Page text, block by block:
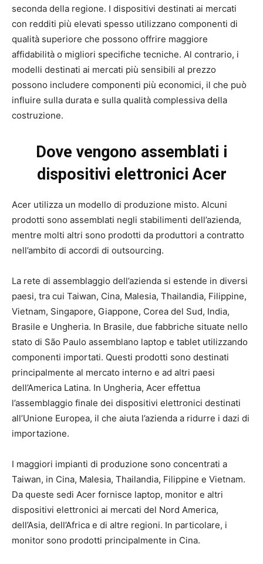
seconda della regione. I dispositivi destinati ai mercati
con redditi più elevati spesso utilizzano componenti di
qualità superiore che possono offrire maggiore
affidabilità o migliori specifiche tecniche. Al contrario, i
modelli destinati ai mercati più sensibili al prezzo
possono includere componenti più economici, il che può
influire sulla durata e sulla qualità complessiva della
costruzione.
Dove vengono assemblati i
dispositivi elettronici Acer
Acer utilizza un modello di produzione misto. Alcuni
prodotti sono assemblati negli stabilimenti dell’azienda,
mentre molti altri sono prodotti da produttori a contratto
nell’ambito di accordi di outsourcing.
La rete di assemblaggio dell’azienda si estende in diversi
paesi, tra cui Taiwan, Cina, Malesia, Thailandia, Filippine,
Vietnam, Singapore, Giappone, Corea del Sud, India,
Brasile e Ungheria. In Brasile, due fabbriche situate nello
stato di São Paulo assemblano laptop e tablet utilizzando
componenti importati. Questi prodotti sono destinati
principalmente al mercato interno e ad altri paesi
dell’America Latina. In Ungheria, Acer effettua
l’assemblaggio finale dei dispositivi elettronici destinati
all’Unione Europea, il che aiuta l’azienda a ridurre i dazi di
importazione.
I maggiori impianti di produzione sono concentrati a
Taiwan, in Cina, Malesia, Thailandia, Filippine e Vietnam.
Da queste sedi Acer fornisce laptop, monitor e altri
dispositivi elettronici ai mercati del Nord America,
dell’Asia, dell’Africa e di altre regioni. In particolare, i
monitor sono prodotti principalmente in Cina.